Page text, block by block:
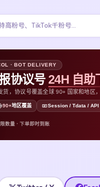
· BOT DELIVERY
协议号24H 自助
货，协议号覆盖全球 90+ 国家和地区
90+地区覆盖 Session / Tdata / API
数量 · 下单即时到账